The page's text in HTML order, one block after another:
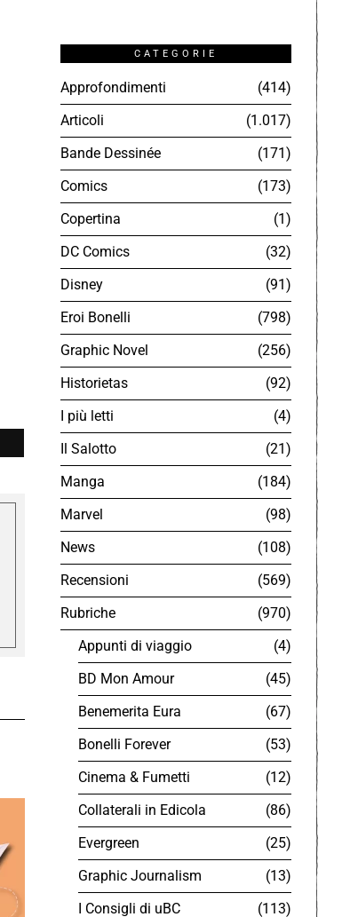
CATEGORIE
Approfondimenti
414
Articoli
1.017
Bande Dessinée
171
Comics
173
Copertina
1
DC Comics
32
Disney
91
Eroi Bonelli
798
Graphic Novel
256
Historietas
92
I più letti
4
Il Salotto
21
Manga
184
Marvel
98
News
108
Recensioni
569
Rubriche
970
Appunti di viaggio
4
BD Mon Amour
45
Benemerita Eura
67
Bonelli Forever
53
Cinema & Fumetti
12
Collaterali in Edicola
86
Evergreen
25
Graphic Journalism
13
I Consigli di uBC
113